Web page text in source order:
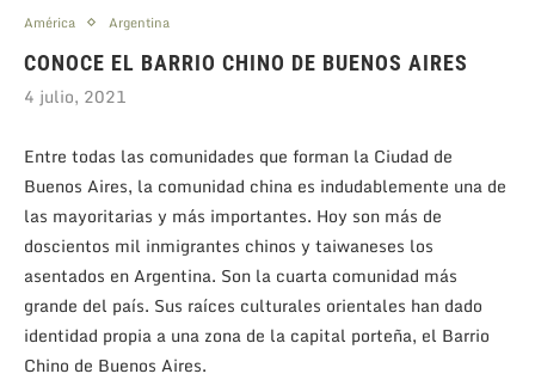
América Argentina
CONOCE EL BARRIO CHINO DE BUENOS AIRES
4 julio, 2021
Entre todas las comunidades que forman la Ciudad de
Buenos Aires, la comunidad china es indudablemente una de
las mayoritarias y más importantes. Hoy son más de
doscientos mil inmigrantes chinos y taiwaneses los
asentados en Argentina. Son la cuarta comunidad más
grande del país. Sus raíces culturales orientales han dado
identidad propia a una zona de la capital porteña, el Barrio
Chino de Buenos Aires.